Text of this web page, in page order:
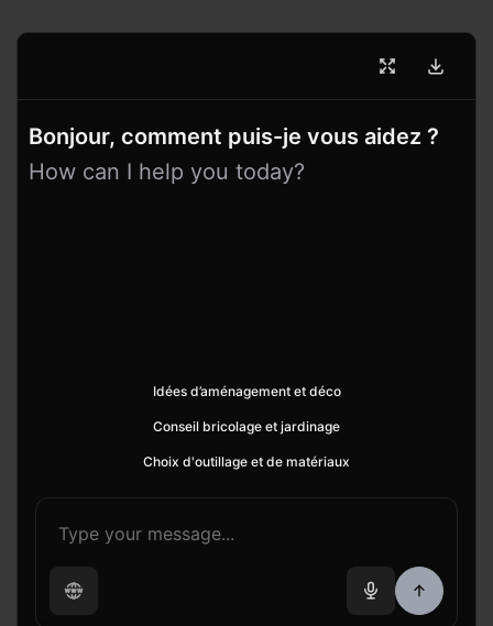
Bonjour, comment puis-je vous aidez ?
How can I help you today?
Idées d’aménagement et déco
Conseil bricolage et jardinage
Choix d'outillage et de matériaux